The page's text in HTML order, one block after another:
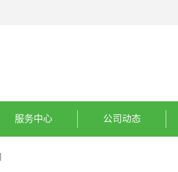
服务中心 公司动态